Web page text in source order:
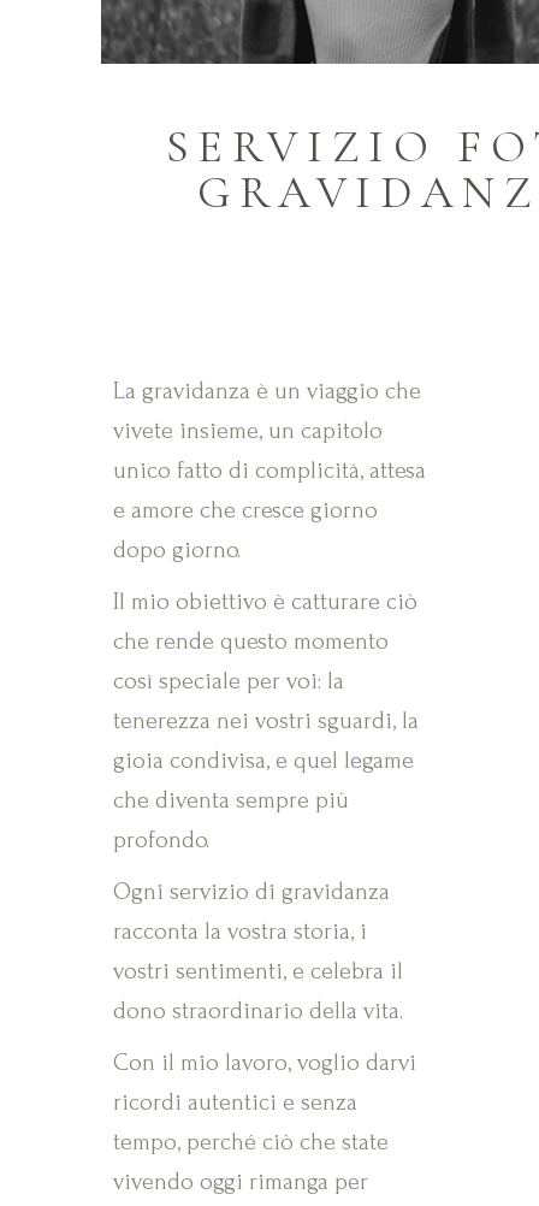
SERVIZIO
La gravidanza è un viaggio che
vivete insieme, un capitolo
unico fatto di complicità, attesa
e amore che cresce giorno
dopo giorno.
Il mio obiettivo è catturare ciò
che rende questo momento
così speciale per voi: la
tenerezza nei vostri sguardi, la
gioia condivisa, e quel legame
che diventa sempre più
profondo.
Ogni servizio di gravidanza
racconta la vostra storia, i
vostri sentimenti, e celebra il
dono straordinario della vita.
Con il mio lavoro, voglio darvi
ricordi autentici e senza
tempo, perché ciò che state
vivendo oggi rimanga per